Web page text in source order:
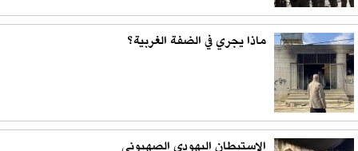
ماذا يجري في الضفة الغربية؟